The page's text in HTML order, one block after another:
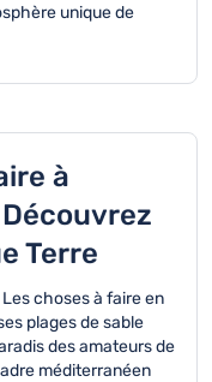
unique de
à
Terre
Les choses à faire en
plages de sable
des amateurs de
méditerranéen